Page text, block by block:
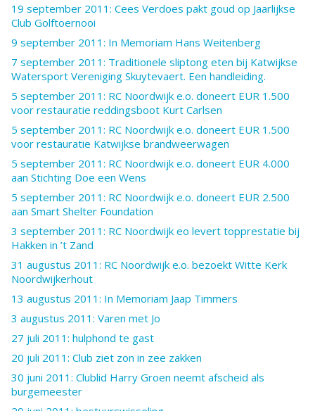
19 september 2011: Cees Verdoes pakt goud op Jaarlijkse
Club Golftoernooi
9 september 2011: In Memoriam Hans Weitenberg
7 september 2011: Traditionele sliptong eten bij Katwijkse
Watersport Vereniging Skuytevaert. Een handleiding.
5 september 2011: RC Noordwijk e.o. doneert EUR 1.500
voor restauratie reddingsboot Kurt Carlsen
5 september 2011: RC Noordwijk e.o. doneert EUR 1.500
voor restauratie Katwijkse brandweerwagen
5 september 2011: RC Noordwijk e.o. doneert EUR 4.000
aan Stichting Doe een Wens
5 september 2011: RC Noordwijk e.o. doneert EUR 2.500
aan Smart Shelter Foundation
3 september 2011: RC Noordwijk eo levert topprestatie bij
Hakken in ’t Zand
31 augustus 2011: RC Noordwijk e.o. bezoekt Witte Kerk
Noordwijkerhout
13 augustus 2011: In Memoriam Jaap Timmers
3 augustus 2011: Varen met Jo
27 juli 2011: hulphond te gast
20 juli 2011: Club ziet zon in zee zakken
30 juni 2011: Clublid Harry Groen neemt afscheid als
burgemeester